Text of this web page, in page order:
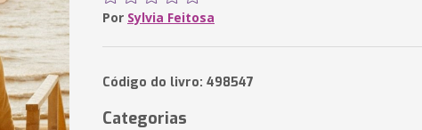
Por Sylvia Feitosa
Código do livro: 498547
Categorias